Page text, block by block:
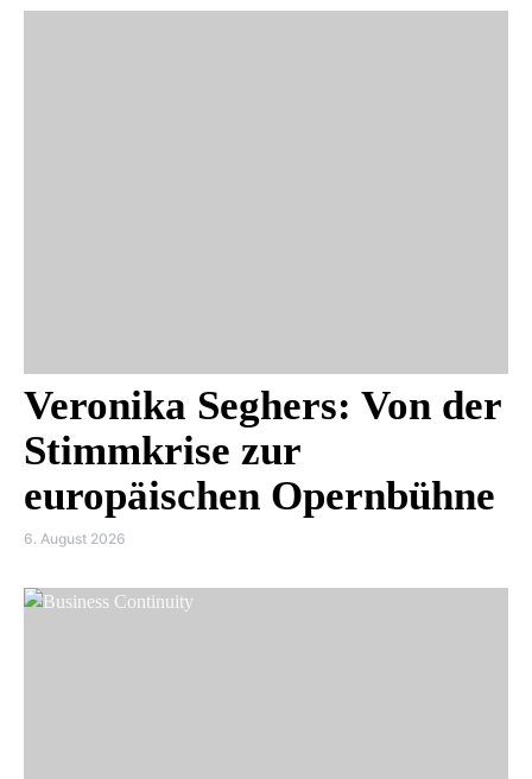
Veronika Seghers: Von der
Stimmkrise zur
europäischen Opernbühne
6. August 2026